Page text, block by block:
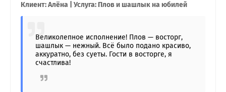
Клиент: Алёна | Услуга: Плов и шашлык на юбилей
Великолепное исполнение! Плов — восторг,
шашлык — нежный. Всё было подано красиво,
аккуратно, без суеты. Гости в восторге, я
счастлива!